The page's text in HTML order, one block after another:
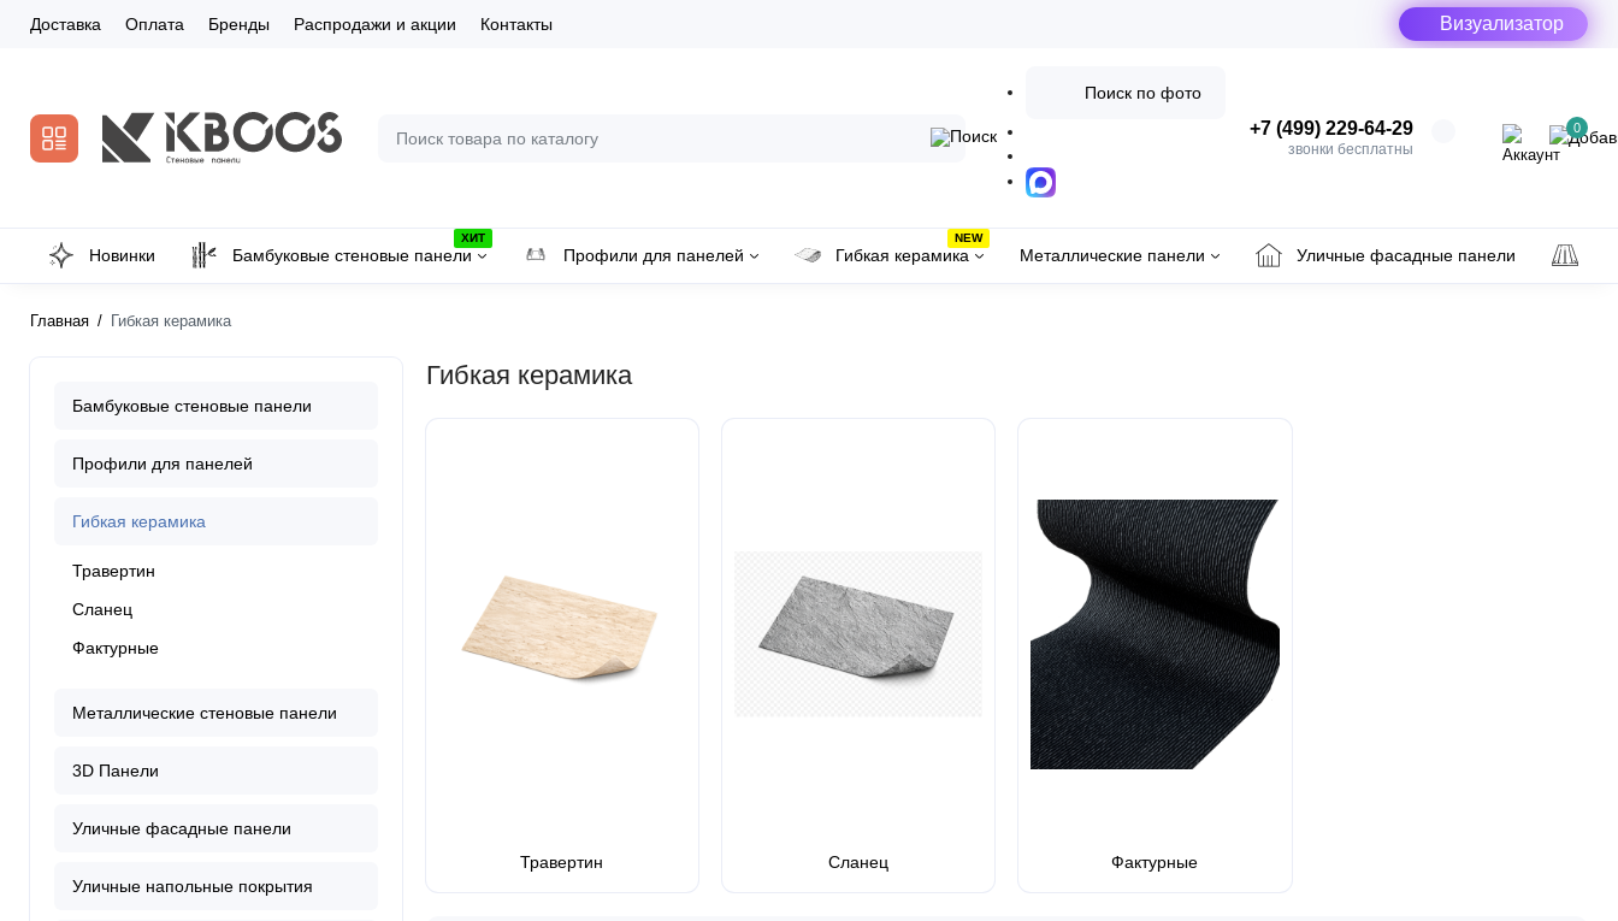
Визуализатор
Доставка Оплата Бренды Распродажи и акции Контакты
+7 (499) 229-64-29
звонки бесплатны
0
Поиск по фото
Новинки
ХИТ
Бамбуковые стеновые панели Профили для панелей
NEW
Гибкая керамика Металлические панели Уличные фасадные панели
Главная Гибкая керамика
Бамбуковые стеновые панели
Профили для панелей
Гибкая керамика
Травертин
Сланец
Фактурные
Металлические стеновые панели
3D Панели
Уличные фасадные панели
Уличные напольные покрытия
Гибкая керамика
Травертин Сланец Фактурные